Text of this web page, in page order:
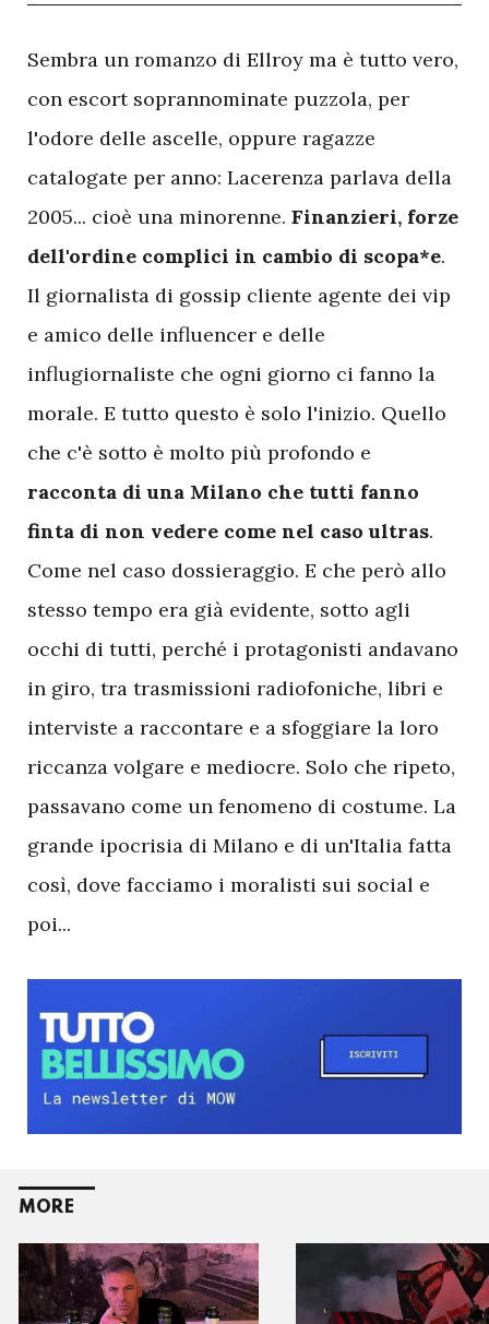
Sembra un romanzo di Ellroy ma è tutto vero,
con escort soprannominate puzzola, per
l'odore delle ascelle, oppure ragazze
catalogate per anno: Lacerenza parlava della
2005... cioè una minorenne. Finanzieri, forze
dell'ordine complici in cambio di scopa*e.
Il giornalista di gossip cliente agente dei vip
e amico delle influencer e delle
influgiornaliste che ogni giorno ci fanno la
morale. E tutto questo è solo l'inizio. Quello
che c'è sotto è molto più profondo e
racconta di una Milano che tutti fanno
finta di non vedere come nel caso ultras.
Come nel caso dossieraggio. E che però allo
stesso tempo era già evidente, sotto agli
occhi di tutti, perché i protagonisti andavano
in giro, tra trasmissioni radiofoniche, libri e
interviste a raccontare e a sfoggiare la loro
riccanza volgare e mediocre. Solo che ripeto,
passavano come un fenomeno di costume. La
grande ipocrisia di Milano e di un'Italia fatta
così, dove facciamo i moralisti sui social e
poi...
MORE